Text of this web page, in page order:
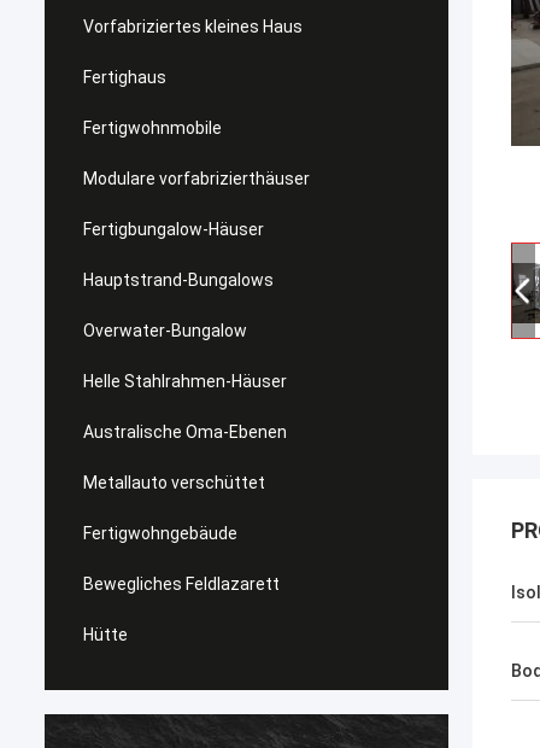
Vorfabriziertes kleines Haus
Fertighaus
Fertigwohnmobile
Modulare vorfabrizierthäuser
Fertigbungalow-Häuser
Hauptstrand-Bungalows
Overwater-Bungalow
Helle Stahlrahmen-Häuser
Australische Oma-Ebenen
Metallauto verschüttet
Fertigwohngebäude
Bewegliches Feldlazarett
Hütte